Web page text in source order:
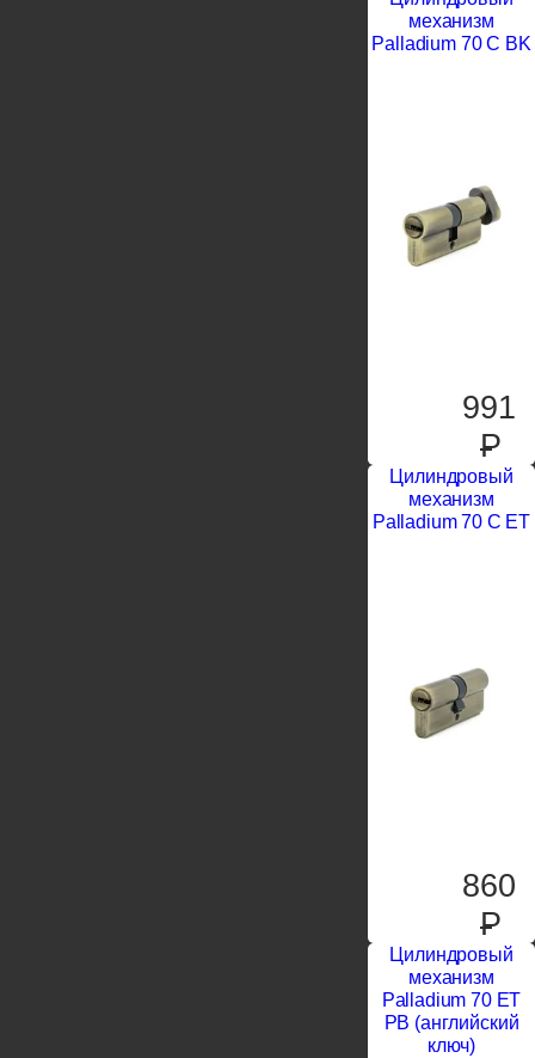
механизм
Palladium 70 C BK
991
P
Цилиндровый
механизм
Palladium 70 C ET
860
P
Цилиндровый
механизм
Palladium 70 ET
PB (английский
ключ)